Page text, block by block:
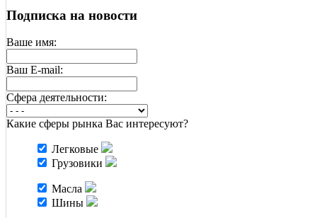
Подписка на новости
Ваше имя:
Ваш E-mail:
Cфера деятельности:
Какие сферы рынка Вас интересуют?
Легковые
Грузовики
Масла
Шины